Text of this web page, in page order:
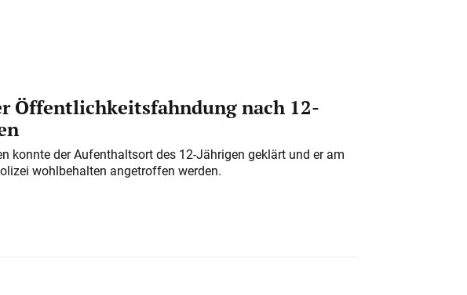
Öffentlichkeitsfahndung nach 12-
konnte der Aufenthaltsort des 12-Jährigen geklärt und er am
wohlbehalten angetroffen werden.